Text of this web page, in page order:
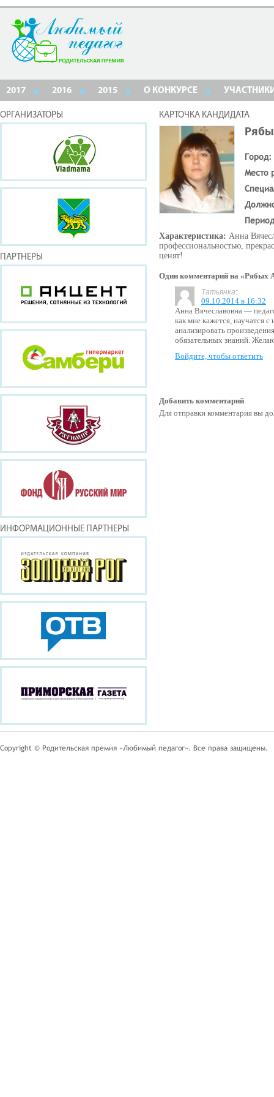
2017 2016 2015 О КОНКУРСЕ
ОРГАНИЗАТОРЫ
ПАРТНЕРЫ
ИНФОРМАЦИОННЫЕ ПАРТНЕРЫ
КАРТОЧКА КАНДИДАТА
Город:
Место
Характеристика: Анна
профессиональностью,
ценят!
Один комментарий на «Рябых
Татьянка:
09.10.2014 в 16:32
Анна Вячеславовна —
как мне кажется, научатся
анализировать
обязательных знаний.
Войдите, чтобы ответить
Добавить комментарий
Для отправки комментария вы
Copyright © Родительская премия «Любимый педагог». Все права защищены.